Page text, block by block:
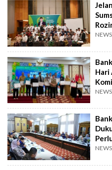
NEWS
Hari
NEWS
NEWS